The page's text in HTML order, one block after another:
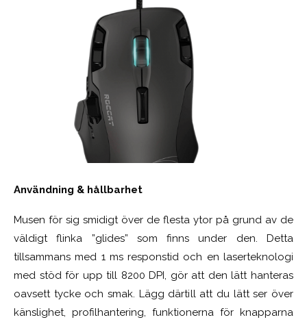
Användning & hållbarhet
Musen för sig smidigt över de flesta ytor på grund av de
väldigt flinka ”glides” som finns under den. Detta
tillsammans med 1 ms responstid och en laserteknologi
med stöd för upp till 8200 DPI, gör att den lätt hanteras
oavsett tycke och smak. Lägg därtill att du lätt ser över
känslighet, profilhantering, funktionerna för knapparna